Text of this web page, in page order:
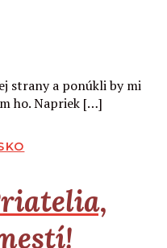
strany a ponúkli by mi
ho. Napriek […]